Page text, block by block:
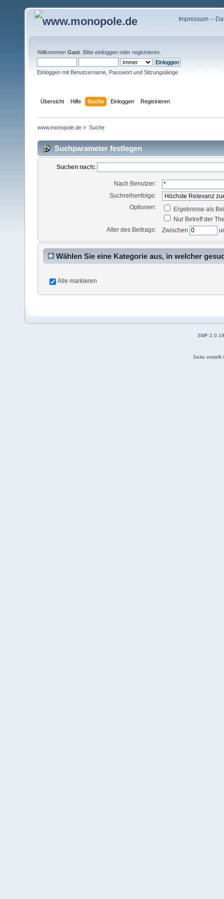
Impressum--
Willkommen Gast . Bitte einloggen oder registrieren
Einloggen mit Benutzername, Passwort und Sitzungslänge
Übersicht Hilfe Suche Einloggen Registrieren
www.monopole.de » Suche
Suchparameter festlegen
Suchen nach:
Nach Benutzer:
Suchreihenfolge:
Optionen:
Ergebnisse als
Nur Betreff der
Alter des Beitrags:
Zwischen
Wählen Sie eine Kategorie aus, in welcher
Alle markieren
SMF 2.0.19
Seite erstellt